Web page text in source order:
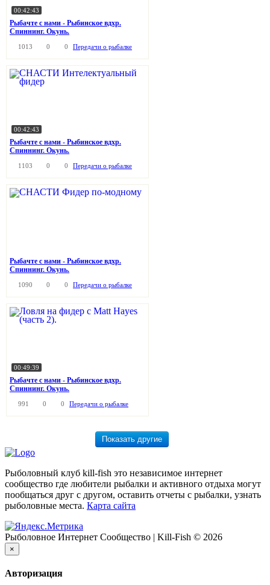
00:42:43
Рыбачте с нами - Рыбинское вдхр.
Спиннинг. Окунь.
1013 0 0 Передачи о рыбалке
00:42:43
Рыбачте с нами - Рыбинское вдхр.
Спиннинг. Окунь.
1103 0 0 Передачи о рыбалке
Рыбачте с нами - Рыбинское вдхр.
Спиннинг. Окунь.
1090 0 0 Передачи о рыбалке
00:49:39
Рыбачте с нами - Рыбинское вдхр.
Спиннинг. Окунь.
991 0 0 Передачи о рыбалке
Рыболовный клуб kill-fish это независимое интернет
сообщество где любители рыбалки и активного отдыха могут
пообщаться друг с другом, оставить отчеты с рыбалки, узнать
рыболовные места. Карта сайта
Рыболовное Интернет Сообщество | Kill-Fish © 2026
×
Авторизация